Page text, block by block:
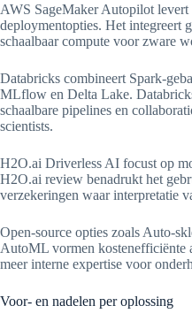
AWS SageMaker Autopilot
deploymentopties. Het integreert
schaalbaar compute voor zware
Databricks combineert Spark-
MLflow en Delta Lake.
schaalbare pipelines en
scientists.
H2O.ai Driverless AI focust op
H2O.ai review benadrukt het
verzekeringen waar interpretatie
Open-source opties zoals Auto-
AutoML vormen kostenefficiënte
meer interne expertise voor
Voor- en nadelen per oplossing